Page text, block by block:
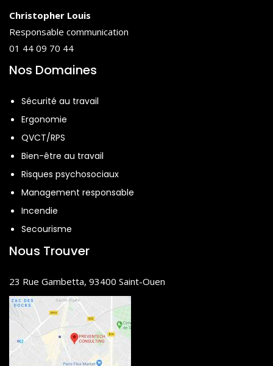
Christopher Louis
Responsable communication
01 44 09 70 44
Nos Domaines
Sécurité au travail
Ergonomie
QVCT/RPS
Bien-être au travail
Risques psychosociaux
Management responsable
Incendie
Secourisme
Nous Trouver
23 Rue Gambetta, 93400 Saint-Ouen